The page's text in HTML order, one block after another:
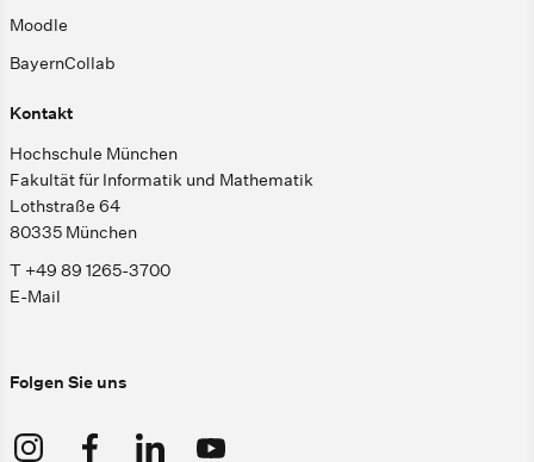
Moodle
BayernCollab
Kontakt
Hochschule München
Fakultät für Informatik und Mathematik
Lothstraße 64
80335 München
T +49 89 1265-3700
E-Mail
Folgen Sie uns